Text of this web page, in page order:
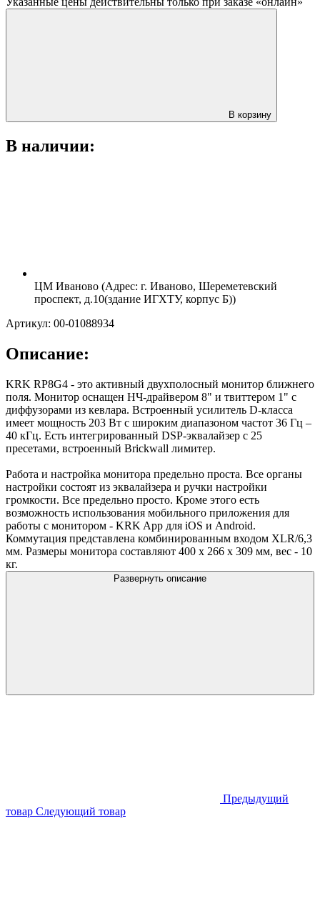
В корзину
В наличии:
ЦМ Иваново (Адрес: г. Иваново, Шереметевский
проспект, д.10(здание ИГХТУ, корпус Б))
Артикул: 00-01088934
Описание:
KRK RP8G4 - это активный двухполосный монитор ближнего
поля. Монитор оснащен НЧ-драйвером 8" и твиттером 1" с
диффузорами из кевлара. Встроенный усилитель D-класса
имеет мощность 203 Вт с широким диапазоном частот 36 Гц –
40 кГц. Есть интегрированный DSP-эквалайзер с 25
пресетами, встроенный Brickwall лимитер.
Работа и настройка монитора предельно проста. Все органы
настройки состоят из эквалайзера и ручки настройки
громкости. Все предельно просто. Кроме этого есть
возможность использования мобильного приложения для
работы с монитором - KRK App для iOS и Android.
Коммутация представлена комбинированным входом XLR/6,3
мм. Размеры монитора составляют 400 x 266 x 309 мм, вес - 10
кг.
Развернуть описание
Предыдущий
товар Следующий товар